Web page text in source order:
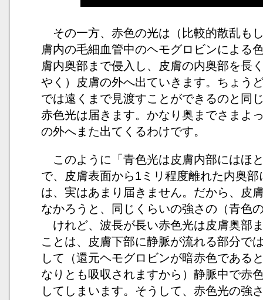
その一方、赤色の光は（比較的散乱も
膚内の毛細血管中のヘモグロビンによる
膚内奥部まで侵入し、皮膚の内奥部を長
やく）皮膚の外へ出ていきます。ちょう
では遠くまで見渡すことができるのと同
赤色光は届きます。かなり奥までさまよ
の外へまた出てくるわけです。
このように「青色光は皮膚内部にはほ
で、皮膚表面から1ミリ程度離れた内奥
は、実はあまり届きません。だから、皮
なかろうと、同じくらいの強さの（青色
けれど、波長が長い赤色光は皮膚奥部
ことは、皮膚下部に静脈が流れる部分で
して（還元ヘモグロビンが暗赤色である
なりとも吸収されますから）静脈中で赤
してしまいます。そうして、赤色光の強